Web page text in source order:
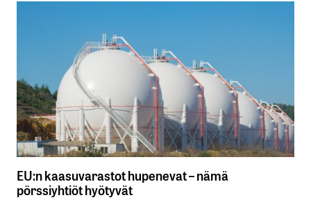
EU:n kaasuvarastot hupenevat – nämä
pörssiyhtiöt hyötyvät